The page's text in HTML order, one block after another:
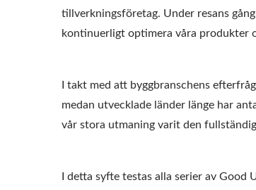
tillverkningsföretag. Under resans
kontinuerligt optimera våra produkter
I takt med att byggbranschens
medan utvecklade länder länge har
vår stora utmaning varit den
I detta syfte testas alla serier av